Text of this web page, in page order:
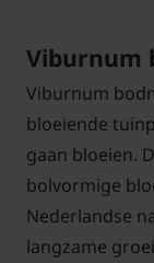
Viburnum
Viburnum
bloeiende
gaan bloeien.
bolvormige
Nederlandse
langzame